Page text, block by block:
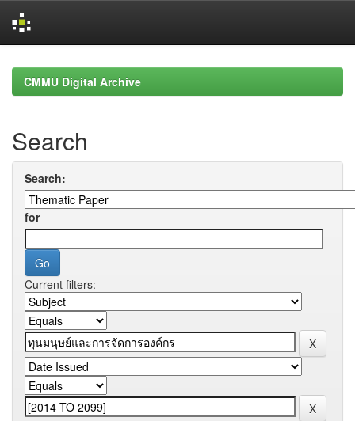
navigationCMMU Digital Archive
Search
Search:
for
Current filters: